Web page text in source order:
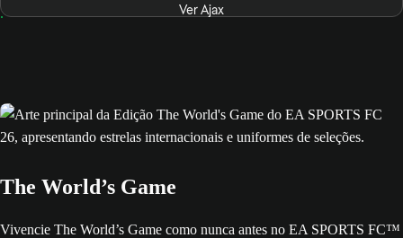
Ver Ajax
The World’s Game
Vivencie The World’s Game como nunca antes no EA SPORTS FC™